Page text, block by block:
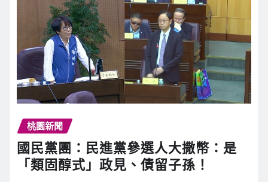
桃園新聞
國民黨團：民進黨參選人大撒幣：是
「類固醇式」政見、債留子孫！